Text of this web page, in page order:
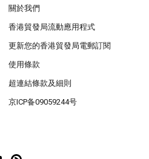
關於我們
香港貿發局流動應用程式
更新您的香港貿發局電郵訂閱
使用條款
超連結條款及細則
京ICP备09059244号